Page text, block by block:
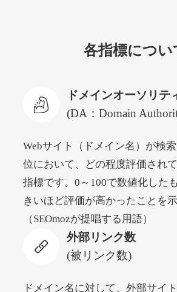
詳細を見る
DA53 外部リンク数 430 ドメイ
詳細を見る
dog-life-
ジャンルその他
外部リンク数393
入札 0件
各指標につい
ドメインオーソリテ
(DA：Domain
Webサイト（ドメイン名）が検
位において、どの程度評価され
指標です。0～100で数値化した
きいほど評価が高かったことを示
（SEOmozが提唱する用語）
外部リンク数
(被リンク数)
ドメイン名に対して、外部サイ